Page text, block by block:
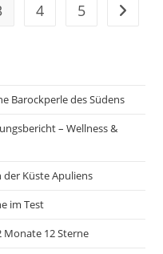
4 5 Zur
Barockperle des Südens
– Wellness &
Küste Apuliens
im Test
Monate 12 Sterne